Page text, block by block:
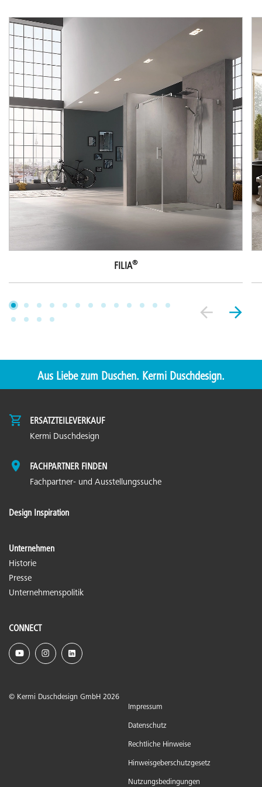
FILIA®
Aus Liebe zum Duschen. Kermi Duschdesign.
ERSATZTEILEVERKAUF
Kermi Duschdesign
FACHPARTNER FINDEN
Fachpartner- und Ausstellungssuche
Design Inspiration
Unternehmen
Historie
Presse
Unternehmenspolitik
CONNECT
© Kermi Duschdesign GmbH 2026
Impressum
Datenschutz
Rechtliche Hinweise
Hinweisgeberschutzgesetz
Nutzungsbedingungen